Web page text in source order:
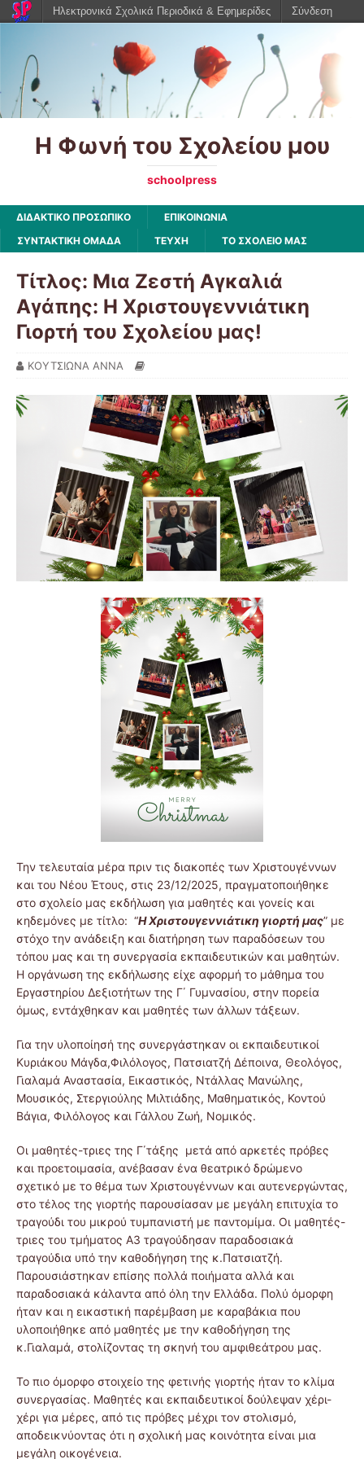
Η Φωνή του Σχολείου μου
schoolpress
ΔΙΔΑΚΤΙΚΟ ΠΡΟΣΩΠΙΚΟ
ΕΠΙΚΟΙΝΩΝΙΑ
ΣΥΝΤΑΚΤΙΚΗ ΟΜΑΔΑ
ΤΕΥΧΗ ΤΟ ΣΧΟΛΕΙΟ ΜΑΣ
Τίτλος: Μια Ζεστή Αγκαλιά
Αγάπης: Η Χριστουγεννιάτικη
Γιορτή του Σχολείου μας!
ΚΟΥΤΣΙΩΝΑ ΑΝΝΑ
Την τελευταία μέρα πριν τις διακοπές των Χριστουγέννων
και του Νέου Έτους, στις 23/12/2025, πραγματοποιήθηκε
στο σχολείο μας εκδήλωση για μαθητές και γονείς και
κηδεμόνες με τίτλο: “Η Χριστουγεννιάτικη γιορτή μας” με
στόχο την ανάδειξη και διατήρηση των παραδόσεων του
τόπου μας και τη συνεργασία εκπαιδευτικών και μαθητών.
Η οργάνωση της εκδήλωσης είχε αφορμή το μάθημα του
Εργαστηρίου Δεξιοτήτων της Γ΄ Γυμνασίου, στην πορεία
όμως, εντάχθηκαν και μαθητές των άλλων τάξεων.
Για την υλοποίησή της συνεργάστηκαν οι εκπαιδευτικοί
Κυριάκου Μάγδα,Φιλόλογος, Πατσιατζή Δέποινα, Θεολόγος,
Γιαλαμά Αναστασία, Εικαστικός, Ντάλλας Μανώλης,
Μουσικός, Στεργιούλης Μιλτιάδης, Μαθηματικός, Κοντού
Βάγια, Φιλόλογος και Γάλλου Ζωή, Νομικός.
Οι μαθητές-τριες της Γ΄τάξης μετά από αρκετές πρόβες
και προετοιμασία, ανέβασαν ένα θεατρικό δρώμενο
σχετικό με το θέμα των Χριστουγέννων και αυτενεργώντας,
στο τέλος της γιορτής παρουσίασαν με μεγάλη επιτυχία το
τραγούδι του μικρού τυμπανιστή με παντομίμα. Οι μαθητές-
τριες του τμήματος Α3 τραγούδησαν παραδοσιακά
τραγούδια υπό την καθοδήγηση της κ.Πατσιατζή.
Παρουσιάστηκαν επίσης πολλά ποιήματα αλλά και
παραδοσιακά κάλαντα από όλη την Ελλάδα. Πολύ όμορφη
ήταν και η εικαστική παρέμβαση με καραβάκια που
υλοποιήθηκε από μαθητές με την καθοδήγηση της
κ.Γιαλαμά, στολίζοντας τη σκηνή του αμφιθεάτρου μας.
Το πιο όμορφο στοιχείο της φετινής γιορτής ήταν το κλίμα
συνεργασίας. Μαθητές και εκπαιδευτικοί δούλεψαν χέρι-
χέρι για μέρες, από τις πρόβες μέχρι τον στολισμό,
αποδεικνύοντας ότι η σχολική μας κοινότητα είναι μια
μεγάλη οικογένεια.
Ηλεκτρονικά Σχολικά Περιοδικά & Εφημερίδες Σύνδεση